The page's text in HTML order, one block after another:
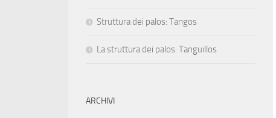
Struttura dei palos: Tangos
La struttura dei palos: Tanguillos
ARCHIVI